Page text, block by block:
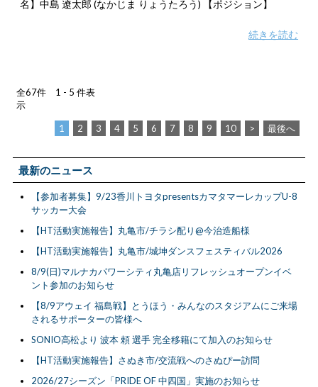
名】中島 遼太郎 (なかじま りょうたろう) 【ポジション】
続きを読む
全67件 1 - 5 件表
示
1 2 3 4 5 6 7 8 9 10 > 最後へ
最新のニュース
【参加者募集】9/23香川トヨタpresentsカマタマーレカップU-8
サッカー大会
【HT活動実施報告】丸亀市/チラシ配り@今治造船様
【HT活動実施報告】丸亀市/城坤ダンスフェスティバル2026
8/9(日)マルナカパワーシティ丸亀店リフレッシュオープンイベ
ント参加のお知らせ
【8/9アウェイ 福島戦】とうほう・みんなのスタジアムにご来場
されるサポーターの皆様へ
SONIO高松より 波本 頼 選手 完全移籍にて加入のお知らせ
【HT活動実施報告】さぬき市/交流戦へのさぬぴー訪問
2026/27シーズン「PRIDE OF 中四国」実施のお知らせ